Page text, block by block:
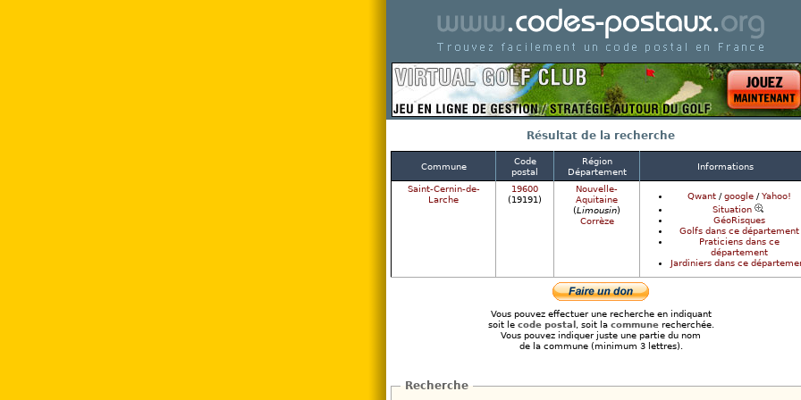
Code postal de france - Codes postaux en France
Résultat de la recherche
Commune
Code
postal
Région
Département
Informations
Saint-Cernin-de-
Larche
19600
(19191)
Nouvelle-
Aquitaine
(Limousin)
Corrèze
Qwant /google /Yahoo!
Situation
GéoRisques
Golfs dans ce département
Praticiens dans ce
département
Jardiniers dans ce
Vous pouvez effectuer une recherche en indiquant
soit le code postal, soit la communerecherchée.
Vous pouvez indiquer juste une partie du nom
de la commune (minimum 3 lettres).
Recherche